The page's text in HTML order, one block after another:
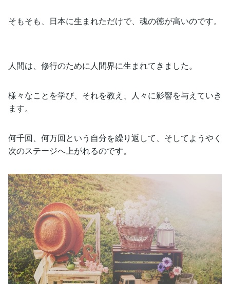
そもそも、日本に生まれただけで、魂の徳が高いのです。
人間は、修行のために人間界に生まれてきました。
様々なことを学び、それを教え、人々に影響を与えていき
ます。
何千回、何万回という自分を繰り返して、そしてようやく
次のステージへ上がれるのです。